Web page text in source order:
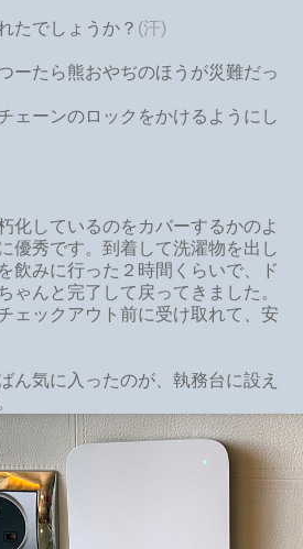
たでしょうか？ (汗)
ーたら熊おやぢのほうが災難だっ
ェーンのロックをかけるようにし
化しているのをカバーするかのよ
優秀です。到着して洗濯物を出し
飲みに行った２時間くらいで、ド
ゃんと完了して戻ってきました。
ェックアウト前に受け取れて、安
ん気に入ったのが、執務台に設え